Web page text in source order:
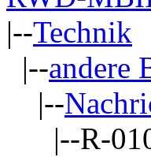
|--Technik
|--andere
|--
|--R-